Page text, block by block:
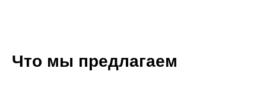
Что мы предлагаем